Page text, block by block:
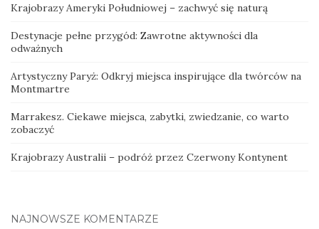
Krajobrazy Ameryki Południowej – zachwyć się naturą
Destynacje pełne przygód: Zawrotne aktywności dla
odważnych
Artystyczny Paryż: Odkryj miejsca inspirujące dla twórców na
Montmartre
Marrakesz. Ciekawe miejsca, zabytki, zwiedzanie, co warto
zobaczyć
Krajobrazy Australii – podróż przez Czerwony Kontynent
NAJNOWSZE KOMENTARZE